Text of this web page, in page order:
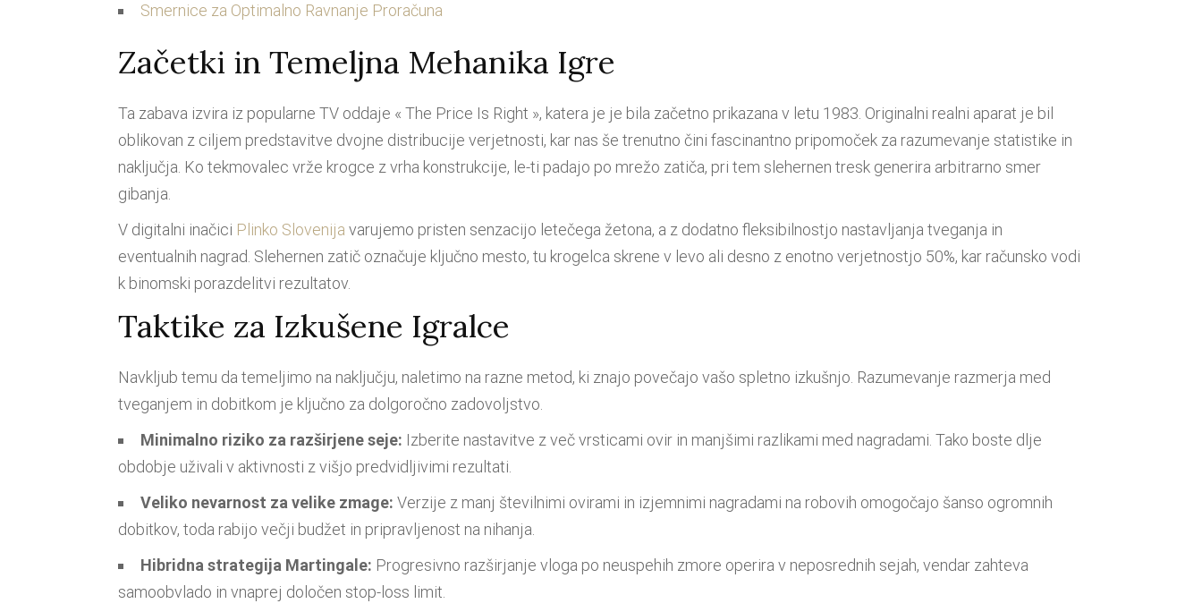
Smernice za Optimalno Ravnanje Proračuna
Začetki in Temeljna Mehanika Igre
Ta zabava izvira iz popularne TV oddaje « The Price Is Right », katera je je bila začetno prikazana v letu 1983. Originalni realni aparat je bil
oblikovan z ciljem predstavitve dvojne distribucije verjetnosti, kar nas še trenutno čini fascinantno pripomoček za razumevanje statistike in
naključja. Ko tekmovalec vrže krogce z vrha konstrukcije, le-ti padajo po mrežo zatiča, pri tem slehernen tresk generira arbitrarno smer
gibanja.
V digitalni inačici Plinko Slovenija varujemo pristen senzacijo letečega žetona, a z dodatno fleksibilnostjo nastavljanja tveganja in
eventualnih nagrad. Slehernen zatič označuje ključno mesto, tu krogelca skrene v levo ali desno z enotno verjetnostjo 50%, kar računsko vodi
k binomski porazdelitvi rezultatov.
Taktike za Izkušene Igralce
Navkljub temu da temeljimo na naključju, naletimo na razne metod, ki znajo povečajo vašo spletno izkušnjo. Razumevanje razmerja med
tveganjem in dobitkom je ključno za dolgoročno zadovoljstvo.
Minimalno riziko za razširjene seje: Izberite nastavitve z več vrsticami ovir in manjšimi razlikami med nagradami. Tako boste dlje
obdobje uživali v aktivnosti z višjo predvidljivimi rezultati.
Veliko nevarnost za velike zmage: Verzije z manj številnimi ovirami in izjemnimi nagradami na robovih omogočajo šanso ogromnih
dobitkov, toda rabijo večji budžet in pripravljenost na nihanja.
Hibridna strategija Martingale: Progresivno razširjanje vloga po neuspehih zmore operira v neposrednih sejah, vendar zahteva
samoobvlado in vnaprej določen stop-loss limit.